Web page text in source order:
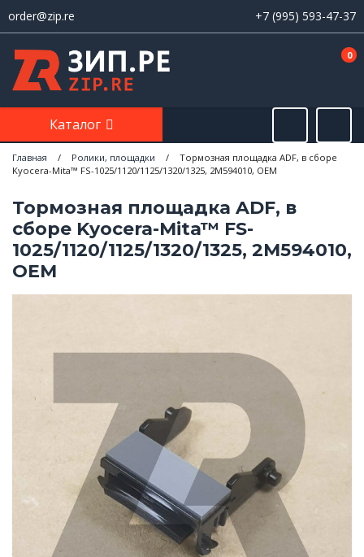
order@zip.re +7 (995) 593-47-37
0
Каталог
Главная / Ролики, площадки /
Тормозная площадка ADF, в сборе
Kyocera-Mita™ FS-1025/1120/1125/1320/1325, 2M594010, OEM
Тормозная площадка ADF, в
сборе Kyocera-Mita™ FS-
1025/1120/1125/1320/1325, 2M594010,
OEM